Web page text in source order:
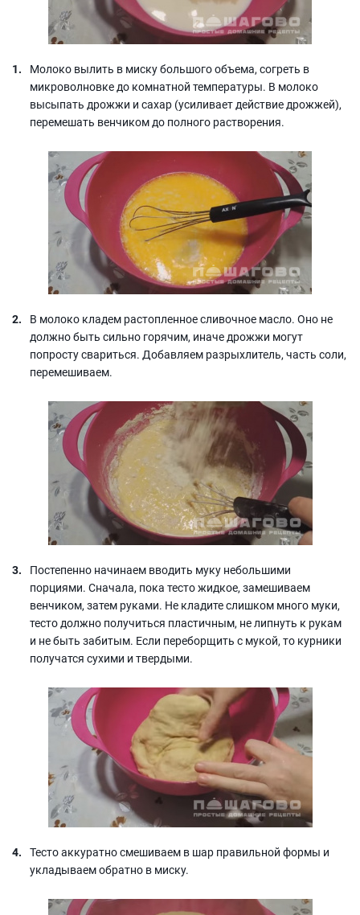
Молоко вылить в миску большого объема, согреть в
микроволновке до комнатной температуры. В молоко
высыпать дрожжи и сахар (усиливает действие дрожжей),
перемешать венчиком до полного растворения.
В молоко кладем растопленное сливочное масло. Оно не
должно быть сильно горячим, иначе дрожжи могут
попросту свариться. Добавляем разрыхлитель, часть соли,
перемешиваем.
Постепенно начинаем вводить муку небольшими
порциями. Сначала, пока тесто жидкое, замешиваем
венчиком, затем руками. Не кладите слишком много муки,
тесто должно получиться пластичным, не липнуть к рукам
и не быть забитым. Если переборщить с мукой, то курники
получатся сухими и твердыми.
Тесто аккуратно смешиваем в шар правильной формы и
укладываем обратно в миску.